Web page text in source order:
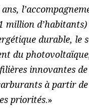
million
durable, le
du
innovantes
à partir
priorités.»